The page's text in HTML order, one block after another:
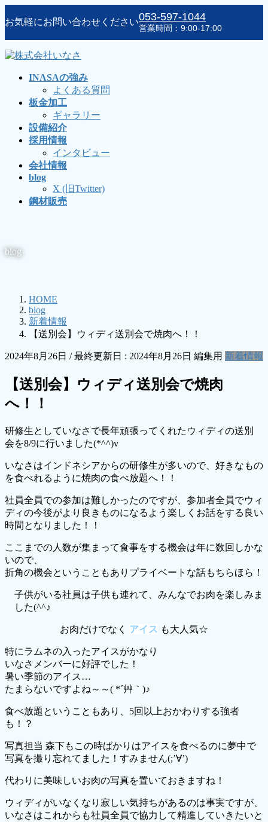
ン
ン
ツ
ビ
ー
シ
お気軽にお問い合わせください053-597-1044
営業時間：9:00-17:00
INASAの強み
よくある質問
板金加工
ギャラリー
設備紹介
採用情報
インタビュー
会社情報
blog
X (旧Twitter)
鋼材販売
blog
HOME
blog
新着情報
【送別会】ウィディ送別会で焼肉へ！！
2024年8月26日 / 最終更新日 : 2024年8月26日 編集用 新着情報
【送別会】ウィディ送別会で焼肉
へ！！
研修生としていなさで長年頑張ってくれたウィディの送別
会を8/9に行いました(*^^)v
いなさはインドネシアからの研修生が多いので、好きなもの
を食べれるように焼肉の食べ放題へ！！
社員全員での参加は難しかったのですが、参加者全員でウィ
ディの今後がより良きものになるよう楽しくお話をする良い
時間となりました！！
ここまでの人数が集まって食事をする機会は年に数回しかな
いので、
折角の機会ということもありプライベートな話もちらほら！
子供がいる社員は子供も連れて、みんなでお肉を楽しみま
した(^^♪
お肉だけでなく アイス も大人気☆
特にラムネの入ったアイスがかなり
いなさメンバーに好評でした！
暑い季節のアイス…
たまらないですよね～～( *´艸｀)♪
食べ放題ということもあり、5回以上おかわりする強者
も！？
写真担当 森下もこの時ばかりはアイスを食べるのに夢中で
写真を撮り忘れてました！すみません(;’∀’)
代わりに美味しいお肉の写真を置いておきますね！
ウィディがいなくなり寂しい気持ちがあるのは事実ですが、
いなさはこれからも社員全員で協力して精進していきたいと